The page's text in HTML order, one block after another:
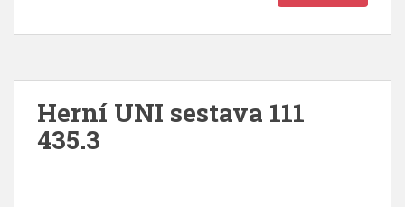
Herní UNI sestava 111
435.3